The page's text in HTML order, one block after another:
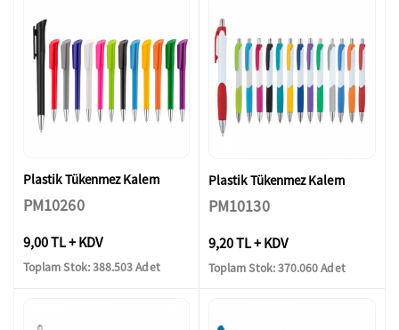
Plastik Tükenmez Kalem
PM10260
9,00 TL + KDV
Toplam Stok: 388.503 Adet
Plastik Tükenmez Kalem
PM10130
9,20 TL + KDV
Toplam Stok: 370.060 Adet